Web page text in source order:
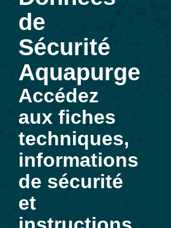
de
Sécurité
Aquapurge
Accédez
aux fiches
techniques,
informations
de sécurité
et